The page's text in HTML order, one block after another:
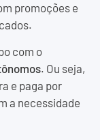
promoções e
com o
. Ou seja,
e paga por
a necessidade